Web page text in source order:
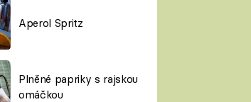
Aperol Spritz
Plněné papriky s rajskou
omáčkou